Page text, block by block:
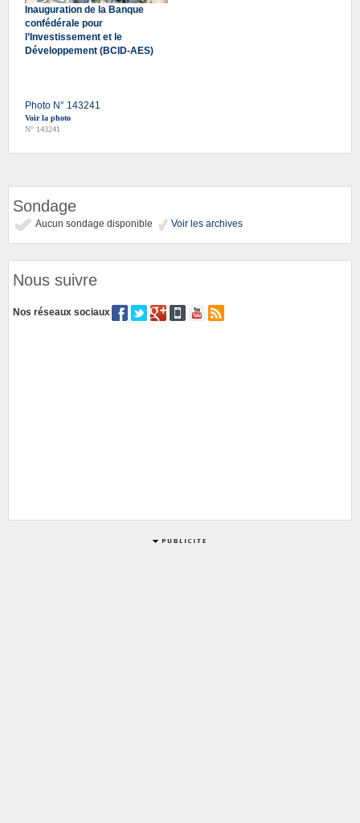
Inauguration de la Banque
confédérale pour
l’Investissement et le
Développement (BCID-AES)
Photo N° 143241
Voir la photo
N° 143241
Sondage
Aucun sondage disponible Voir les archives
Nous suivre
Nos réseaux sociaux